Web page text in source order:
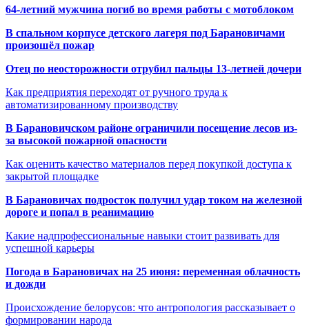
64-летний мужчина погиб во время работы с мотоблоком
В спальном корпусе детского лагеря под Барановичами
произошёл пожар
Отец по неосторожности отрубил пальцы 13-летней дочери
Как предприятия переходят от ручного труда к
автоматизированному производству
В Барановичском районе ограничили посещение лесов из-
за высокой пожарной опасности
Как оценить качество материалов перед покупкой доступа к
закрытой площадке
В Барановичах подросток получил удар током на железной
дороге и попал в реанимацию
Какие надпрофессиональные навыки стоит развивать для
успешной карьеры
Погода в Барановичах на 25 июня: переменная облачность
и дожди
Происхождение белорусов: что антропология рассказывает о
формировании народа